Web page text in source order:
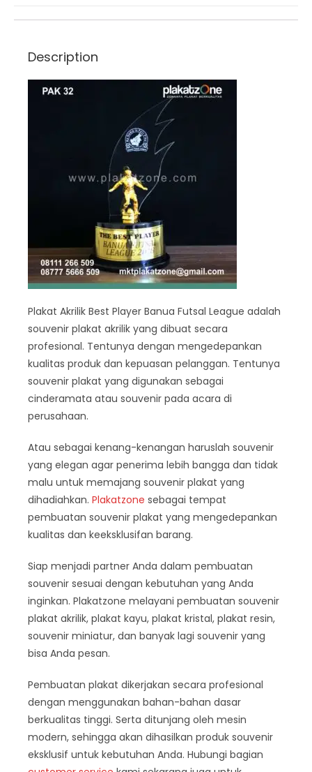
Description
Plakat Akrilik Best Player Banua Futsal League adalah
souvenir plakat akrilik yang dibuat secara
profesional. Tentunya dengan mengedepankan
kualitas produk dan kepuasan pelanggan. Tentunya
souvenir plakat yang digunakan sebagai
cinderamata atau souvenir pada acara di
perusahaan.
Atau sebagai kenang-kenangan haruslah souvenir
yang elegan agar penerima lebih bangga dan tidak
malu untuk memajang souvenir plakat yang
dihadiahkan. Plakatzone sebagai tempat
pembuatan souvenir plakat yang mengedepankan
kualitas dan keeksklusifan barang.
Siap menjadi partner Anda dalam pembuatan
souvenir sesuai dengan kebutuhan yang Anda
inginkan. Plakatzone melayani pembuatan souvenir
plakat akrilik, plakat kayu, plakat kristal, plakat resin,
souvenir miniatur, dan banyak lagi souvenir yang
bisa Anda pesan.
Pembuatan plakat dikerjakan secara profesional
dengan menggunakan bahan-bahan dasar
berkualitas tinggi. Serta ditunjang oleh mesin
modern, sehingga akan dihasilkan produk souvenir
eksklusif untuk kebutuhan Anda. Hubungi bagian